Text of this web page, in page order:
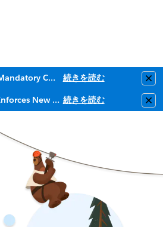
Upcoming Mandatory Changes to Public Key Infrastructure (PKI) 続きを読む
Salesforce Enforces New Security Requirements in Summer 2026 続きを読む